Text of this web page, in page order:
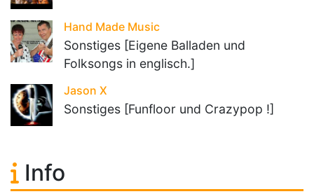
Hand Made Music
Sonstiges [Eigene Balladen und
Folksongs in englisch.]
Jason X
Sonstiges [Funfloor und Crazypop !]
Info